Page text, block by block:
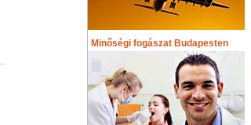
Minőségi fogászat Budapesten